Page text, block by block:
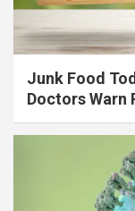
Junk Food
Doctors Warn